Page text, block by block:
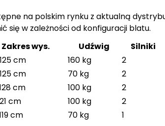
na polskim rynku z aktualną
się w zależności od konfiguracji blatu.
Zakres wys. Udźwig Silniki
cm 160 kg 2
cm 70 kg 2
cm 100 kg 2
cm 100 kg 2
cm 70 kg 1